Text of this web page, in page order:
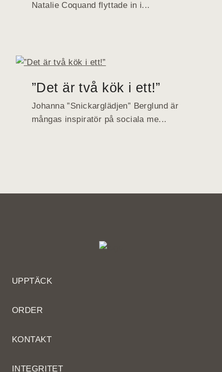
Natalie Coquand flyttade in i...
”Det är två kök i ett!”
Johanna ”Snickarglädjen” Berglund är
mångas inspiratör på sociala me...
UPPTÄCK
ORDER
KONTAKT
INTEGRITET